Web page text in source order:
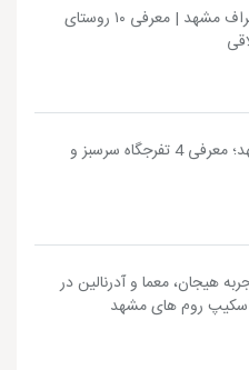
زیباترین روستاهای اطراف مشهد | معرفی ۱۰ روستای
پارک های جنگلی مشهد؛ معرفی 4 تفرجگاه سرسبز و
هیجان، معما و آدرنالین در
روم های مشهد